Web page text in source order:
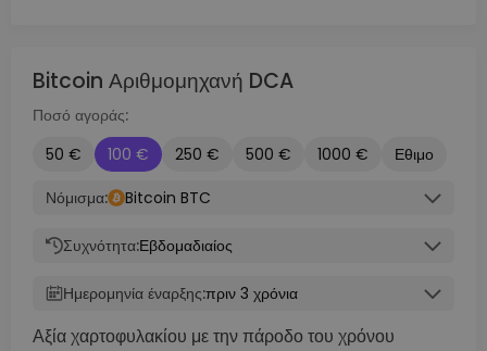
Bitcoin Αριθμομηχανή DCA
Ποσό αγοράς:
50 €
100 € 250 € 500 € 1000 €
Εθιμο
Νόμισμα:
Bitcoin BTC
Συχνότητα:Εβδομαδιαίος
Ημερομηνία έναρξης:πριν 3 χρόνια
Αξία χαρτοφυλακίου με την πάροδο του χρόνου